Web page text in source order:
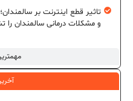
تاثیر قطع اینترنت بر
و مشکلات درمانی سالمندان را